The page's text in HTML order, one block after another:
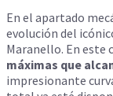
En el apartado
evolución del
Maranello. En este
máximas que
impresionante